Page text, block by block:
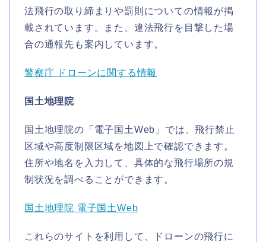
法飛行の取り締まりや罰則についての情報が掲
載されています。また、違法飛行を目撃した場
合の通報先も案内しています。
警察庁 ドローンに関する情報
国土地理院
国土地理院の「電子国土Web」では、飛行禁止
区域や高度制限区域を地図上で確認できます。
住所や地名を入力して、具体的な飛行場所の規
制状況を調べることができます。
国土地理院 電子国土Web
これらのサイトを利用して、ドローンの飛行に